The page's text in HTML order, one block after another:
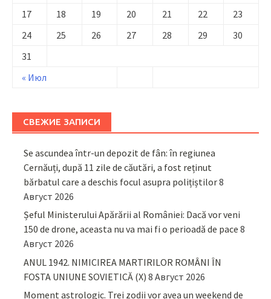
« Июл
17
18 19 20 21 22
23
24
25 26 27 28 29
30
31
СВЕЖИЕ ЗАПИСИ
Se ascundea într-un depozit de fân: în regiunea
Cernăuți, după 11 zile de căutări, a fost reținut
bărbatul care a deschis focul asupra polițiștilor8
Август 2026
Șeful Ministerului Apărării al României: Dacă vor veni
150 de drone, aceasta nu va mai fi o perioadă de pace 8
Август 2026
ANUL 1942. NIMICIREA MARTIRILOR ROMÂNI ÎN
FOSTA UNIUNE SOVIETICĂ (X) 8 Август 2026
Moment astrologic. Trei zodii vor avea un weekend de